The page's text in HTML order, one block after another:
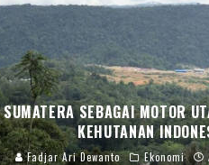
SUMATERA SEBAGAI MOTOR
KEHUTANAN
Fadjar Ari Dewanto Ekonomi